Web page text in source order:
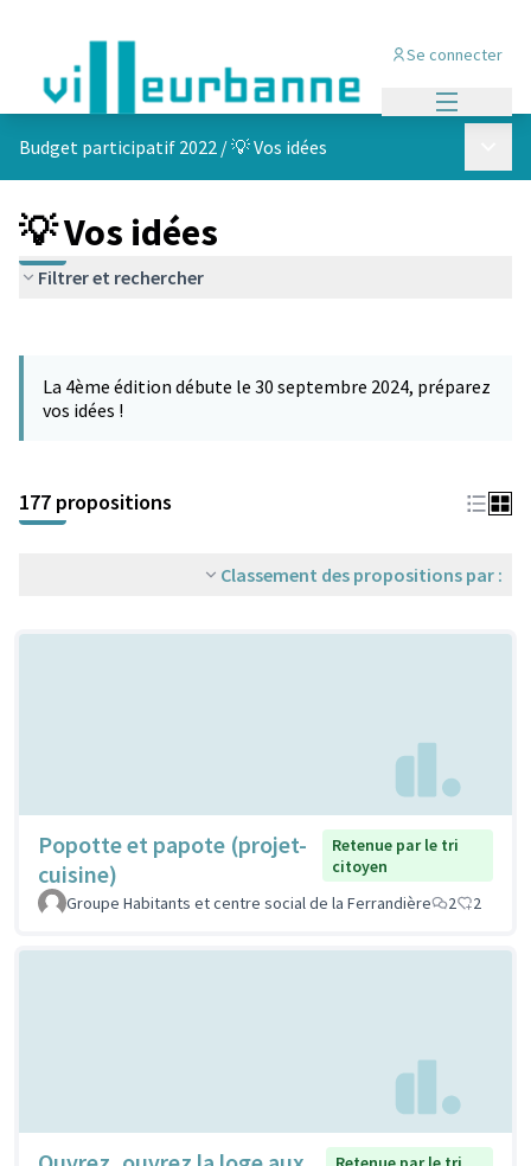
Se connecter
Budget participatif 2022 /💡 Vos idées
💡 Vos idées
Filtrer et rechercher
−
La 4ème édition débute le 30 septembre 2024, préparez
vos idées !
177 propositions
Classement des propositions par :
Popotte et papote (projet-
cuisine)
Retenue par le tri
citoyen
Groupe Habitants et centre social de la Ferrandière
2 2